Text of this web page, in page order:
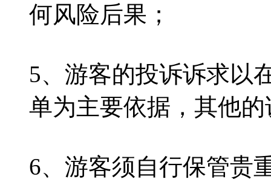
何风险后果；
5、游客的投诉诉求以
单为主要依据，其他
6、游客须自行保管贵